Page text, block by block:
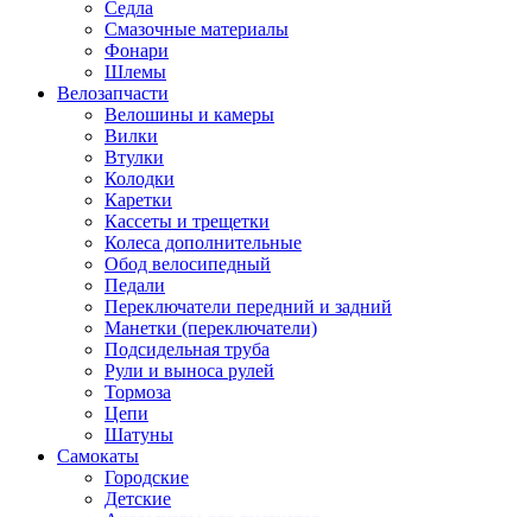
Седла
Смазочные материалы
Фонари
Шлемы
Велозапчасти
Велошины и камеры
Вилки
Втулки
Колодки
Каретки
Кассеты и трещетки
Колеса дополнительные
Обод велосипедный
Педали
Переключатели передний и задний
Манетки (переключатели)
Подсидельная труба
Рули и выноса рулей
Тормоза
Цепи
Шатуны
Самокаты
Городские
Детские